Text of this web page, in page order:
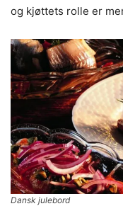
og kjøttets rolle er
Dansk julebord